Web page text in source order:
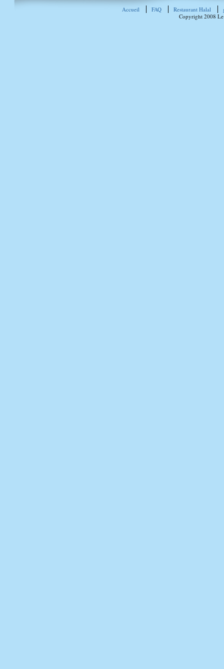
Accueil FAQ Restaurant Halal
Copyright 2008